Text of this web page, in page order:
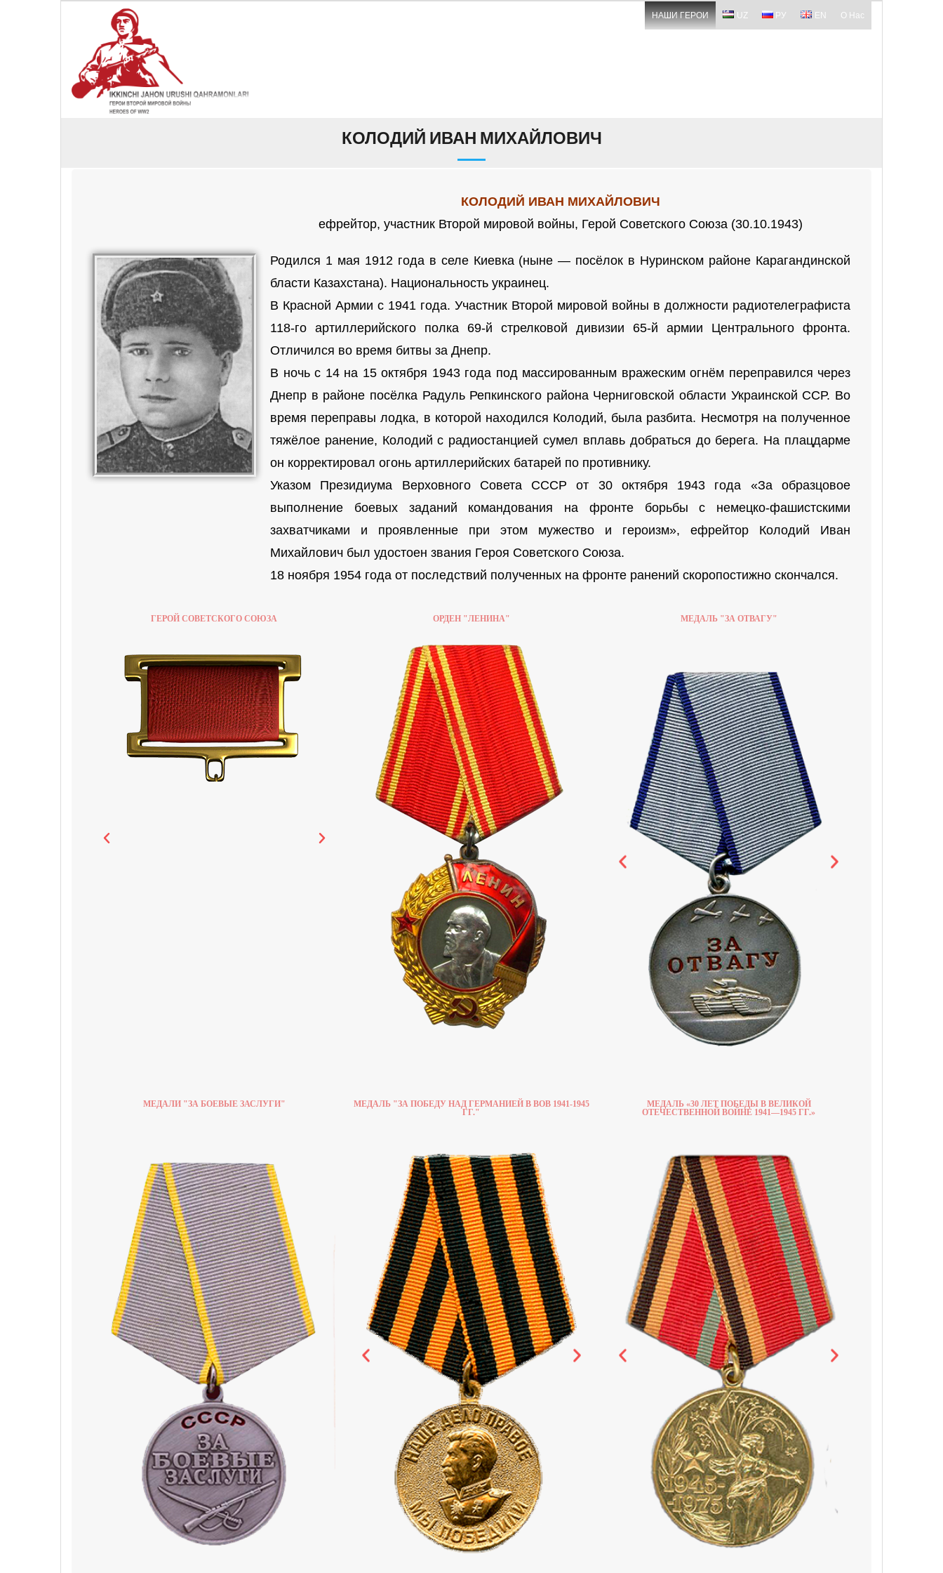
НАШИ ГЕРОИ UZ РУ EN О Нас
КОЛОДИЙ ИВАН МИХАЙЛОВИЧ
КОЛОДИЙ ИВАН МИХАЙЛОВИЧ
ефрейтор, участник Второй мировой войны, Герой Советского Союза (30.10.1943)
Родился 1 мая 1912 года в селе Киевка (ныне — посёлок в Нуринском районе Карагандинской
бласти Казахстана). Национальность украинец.
В Красной Армии с 1941 года. Участник Второй мировой войны в должности радиотелеграфиста
118-го артиллерийского полка 69-й стрелковой дивизии 65-й армии Центрального фронта.
Отличился во время битвы за Днепр.
В ночь с 14 на 15 октября 1943 года под массированным вражеским огнём переправился через
Днепр в районе посёлка Радуль Репкинского района Черниговской области Украинской ССР. Во
время переправы лодка, в которой находился Колодий, была разбита. Несмотря на полученное
тяжёлое ранение, Колодий с радиостанцией сумел вплавь добраться до берега. На плацдарме
он корректировал огонь артиллерийских батарей по противнику.
Указом Президиума Верховного Совета СССР от 30 октября 1943 года «За образцовое
выполнение боевых заданий командования на фронте борьбы с немецко-фашистскими
захватчиками и проявленные при этом мужество и героизм», ефрейтор Колодий Иван
Михайлович был удостоен звания Героя Советского Союза.
18 ноября 1954 года от последствий полученных на фронте ранений скоропостижно скончался.
ГЕРОЙ СОВЕТСКОГО СОЮЗА ОРДЕН "ЛЕНИНА" МЕДАЛЬ "ЗА ОТВАГУ"
МЕДАЛИ "ЗА БОЕВЫЕ ЗАСЛУГИ"
МЕДАЛЬ "ЗА ПОБЕДУ НАД ГЕРМАНИЕЙ В ВОВ 1941-1945
ГГ."
МЕДАЛЬ «30 ЛЕТ ПОБЕДЫ В ВЕЛИКОЙ
ОТЕЧЕСТВЕННОЙ ВОЙНЕ 1941—1945 ГГ.»